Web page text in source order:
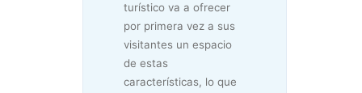
turístico va a ofrecer
por primera vez a sus
visitantes un espacio
de estas
características, lo que